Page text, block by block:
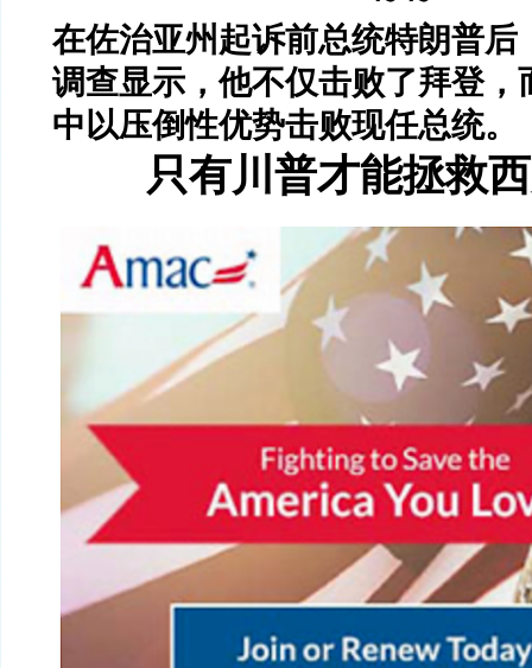
在佐治亚州起诉前总统特朗普后
调查显示，他不仅击败了拜登，
中以压倒性优势击败现任总统。
只有川普才能拯救